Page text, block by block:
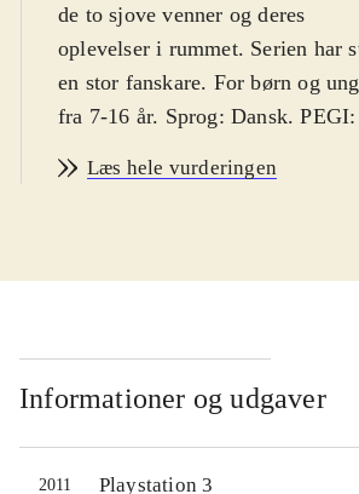
de to sjove venner og deres
oplevelser i rummet. Serien har
en stor fanskare. For børn og
fra 7-16 år. Sprog: Dansk.
skræmmende episoder. Danske
Ratchet og Clank tvinges her til
Quark og endnu værre: med den
robot Doctor Nefarius. Ellers kan
nemlig ikke slippe ud af en ond
monstermaskine. Det er et
platformspil med masser af action.
Læs hele vurderingen
Informationer og udgaver
2011 Playstation 3